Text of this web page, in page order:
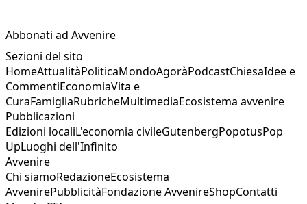
Abbonati ad Avvenire
Sezioni del sito
HomeAttualitàPoliticaMondoAgoràPodcastChiesaIdee e
CommentiEconomiaVita e
CuraFamigliaRubricheMultimediaEcosistema avvenire
Pubblicazioni
Edizioni localiL'economia civileGutenbergPopotusPop
UpLuoghi dell'Infinito
Avvenire
Chi siamoRedazioneEcosistema
AvvenirePubblicitàFondazione AvvenireShopContatti